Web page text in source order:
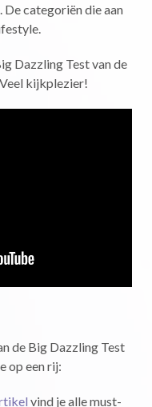
categoriën die aan
Dazzling Test van de
kijkplezier!
de Big Dazzling Test
op een rij:
vind je alle must-